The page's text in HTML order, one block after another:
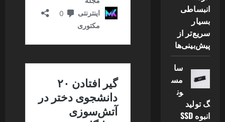
انبساطی
بسیار
سریع‌تر از
پیش‌بینی‌ها
سا
مس
ون
گ تولید
انبوه SSD